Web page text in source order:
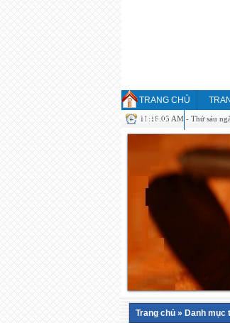
TRANG CHỦ
HỎI ĐÁP
11:16:05 AM - Thứ sáu
Trang chủ » Danh mục